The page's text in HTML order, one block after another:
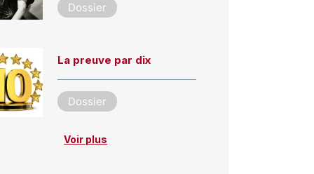
Dossier
La preuve par dix
Dossier
Voir plus